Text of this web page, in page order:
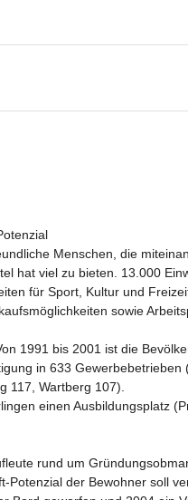
Menschen, die
hat viel zu bieten. 13.000
für Sport, Kultur und
sowie
1991 bis 2001 ist die
in 633
117, Wartberg 107).
einen Ausbildungsplatz
rund um
der Bewohner soll